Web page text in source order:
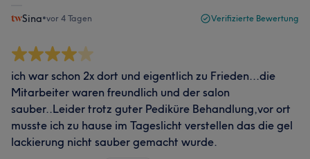
Sina•vor 4 Tagen Verifizierte Bewertung
ich war schon 2x dort und eigentlich zu Frieden...die
Mitarbeiter waren freundlich und der salon
sauber..Leider trotz guter Pediküre Behandlung,vor ort
musste ich zu hause im Tageslicht verstellen das die gel
lackierung nicht sauber gemacht wurde.